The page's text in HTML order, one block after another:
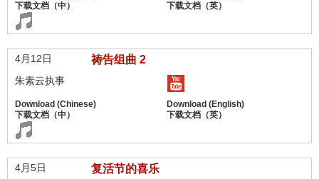
4月12日 祷告组曲 2
朱素云执事
4月5日 复活节的喜乐